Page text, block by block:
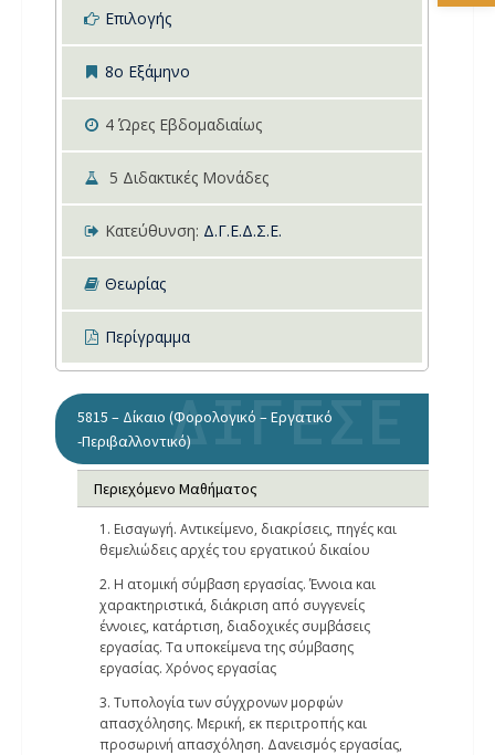
5815 – Δίκαιο (Φορολογικό – Εργατικό
-Περιβαλλοντικό)
Περιεχόμενο Μαθήματος
1. Εισαγωγή. Αντικείμενο, διακρίσεις, πηγές και
θεμελιώδεις αρχές του εργατικού δικαίου
2. Η ατομική σύμβαση εργασίας. Έννοια και
χαρακτηριστικά, διάκριση από συγγενείς
έννοιες, κατάρτιση, διαδοχικές συμβάσεις
εργασίας. Τα υποκείμενα της σύμβασης
εργασίας. Χρόνος εργασίας
3. Τυπολογία των σύγχρονων μορφών
απασχόλησης. Μερική, εκ περιτροπής και
προσωρινή απασχόληση. Δανεισμός εργασίας,
Επιλογής
8ο Εξάμηνο
4 Ώρες Εβδομαδιαίως
5 Διδακτικές Μονάδες
Κατεύθυνση: Δ.Γ.Ε.Δ.Σ.Ε.
Θεωρίας
Περίγραμμα